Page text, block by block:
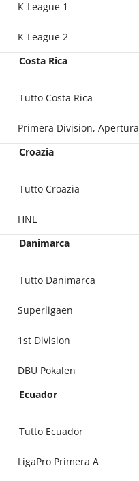
K-League 1
K-League 2
Costa Rica
Tutto Costa Rica
Primera Division, Apertura
Croazia
Tutto Croazia
HNL
Danimarca
Tutto Danimarca
Superligaen
1st Division
DBU Pokalen
Ecuador
Tutto Ecuador
LigaPro Primera A